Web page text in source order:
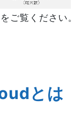
をご覧ください。
とは